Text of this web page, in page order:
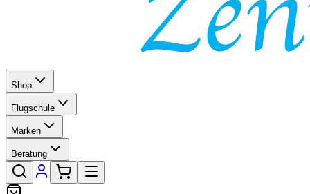
Shop
Flugschule
Marken
Beratung